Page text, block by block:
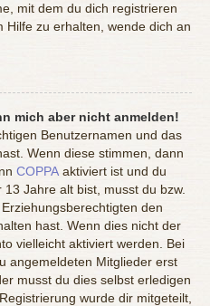
mit dem du dich registrieren
Hilfe zu erhalten, wende dich an
mich aber nicht anmelden!
Benutzernamen und das
Wenn diese stimmen, dann
COPPA aktiviert ist und du
Jahre alt bist, musst du bzw.
den
hast. Wenn dies nicht der
vielleicht aktiviert werden. Bei
angemeldeten Mitglieder erst
musst du dies selbst erledigen
wurde dir mitgeteilt,